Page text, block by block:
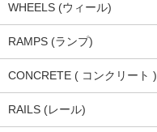
WHEELS (ウィール)
RAMPS (ランプ)
CONCRETE ( コンクリート )
RAILS (レール)